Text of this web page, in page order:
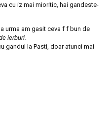
cu iz mai mioritic, hai gandeste-
urma am gasit ceva f f bun de
ierburi.
gandul la Pasti, doar atunci mai